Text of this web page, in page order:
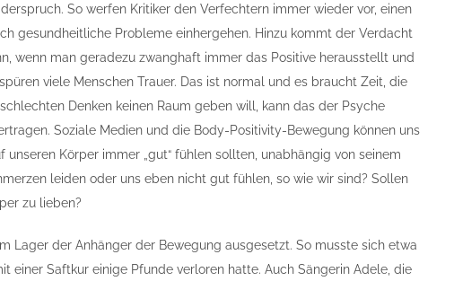
So werfen Kritiker den Verfechtern immer wieder vor, einen
gesundheitliche Probleme einhergehen. Hinzu kommt der Verdacht
wenn man geradezu zwanghaft immer das Positive herausstellt und
viele Menschen Trauer. Das ist normal und es braucht Zeit, die
Denken keinen Raum geben will, kann das der Psyche
Soziale Medien und die Body-Positivity-Bewegung können uns
Körper immer „gut“ fühlen sollten, unabhängig von seinem
leiden oder uns eben nicht gut fühlen, so wie wir sind? Sollen
zu lieben?
Lager der Anhänger der Bewegung ausgesetzt. So musste sich etwa
einer Saftkur einige Pfunde verloren hatte. Auch Sängerin Adele, die